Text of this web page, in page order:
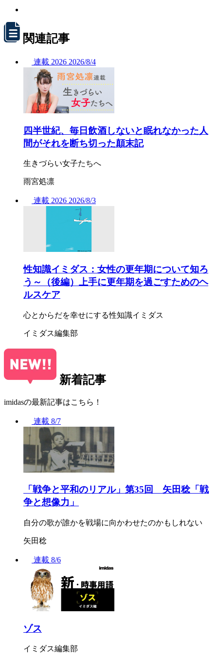
関連記事
連載 2026 2026/8/4
四半世紀、毎日飲酒しないと眠れなかった人
間がそれを断ち切った顛末記
生きづらい女子たちへ
雨宮処凛
連載 2026 2026/8/3
性知識イミダス：女性の更年期について知ろ
う～（後編）上手に更年期を過ごすためのヘ
ルスケア
心とからだを幸せにする性知識イミダス
イミダス編集部
新着記事
imidasの最新記事はこちら！
連載 8/7
「戦争と平和のリアル」第35回 矢田稔「戦
争と想像力」
自分の歌が誰かを戦場に向かわせたのかもしれない
矢田稔
連載 8/6
ゾス
イミダス編集部